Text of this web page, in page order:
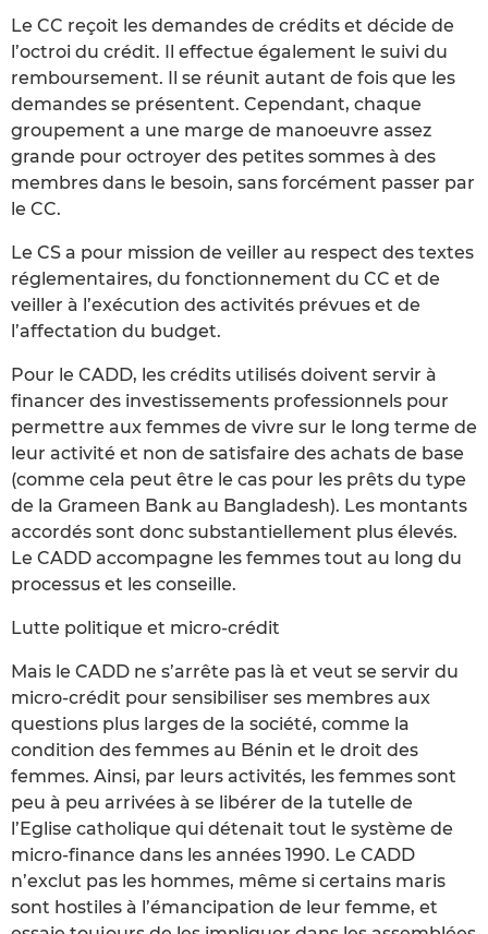
Le CC reçoit les demandes de crédits et décide de
l’octroi du crédit. Il effectue également le suivi du
remboursement. Il se réunit autant de fois que les
demandes se présentent. Cependant, chaque
groupement a une marge de manoeuvre assez
grande pour octroyer des petites sommes à des
membres dans le besoin, sans forcément passer par
le CC.
Le CS a pour mission de veiller au respect des textes
réglementaires, du fonctionnement du CC et de
veiller à l’exécution des activités prévues et de
l’affectation du budget.
Pour le CADD, les crédits utilisés doivent servir à
financer des investissements professionnels pour
permettre aux femmes de vivre sur le long terme de
leur activité et non de satisfaire des achats de base
(comme cela peut être le cas pour les prêts du type
de la Grameen Bank au Bangladesh). Les montants
accordés sont donc substantiellement plus élevés.
Le CADD accompagne les femmes tout au long du
processus et les conseille.
Lutte politique et micro-crédit
Mais le CADD ne s’arrête pas là et veut se servir du
micro-crédit pour sensibiliser ses membres aux
questions plus larges de la société, comme la
condition des femmes au Bénin et le droit des
femmes. Ainsi, par leurs activités, les femmes sont
peu à peu arrivées à se libérer de la tutelle de
l’Eglise catholique qui détenait tout le système de
micro-finance dans les années 1990. Le CADD
n’exclut pas les hommes, même si certains maris
sont hostiles à l’émancipation de leur femme, et